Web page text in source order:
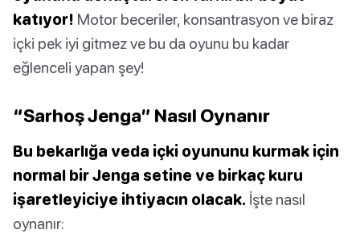
katıyor! Motor beceriler, konsantrasyon ve biraz
içki pek iyi gitmez ve bu da oyunu bu kadar
eğlenceli yapan şey!
“Sarhoş Jenga” Nasıl Oynanır
Bu bekarlığa veda içki oyununu kurmak için
normal bir Jenga setine ve birkaç kuru
işaretleyiciye ihtiyacın olacak. İşte nasıl
oynanır: